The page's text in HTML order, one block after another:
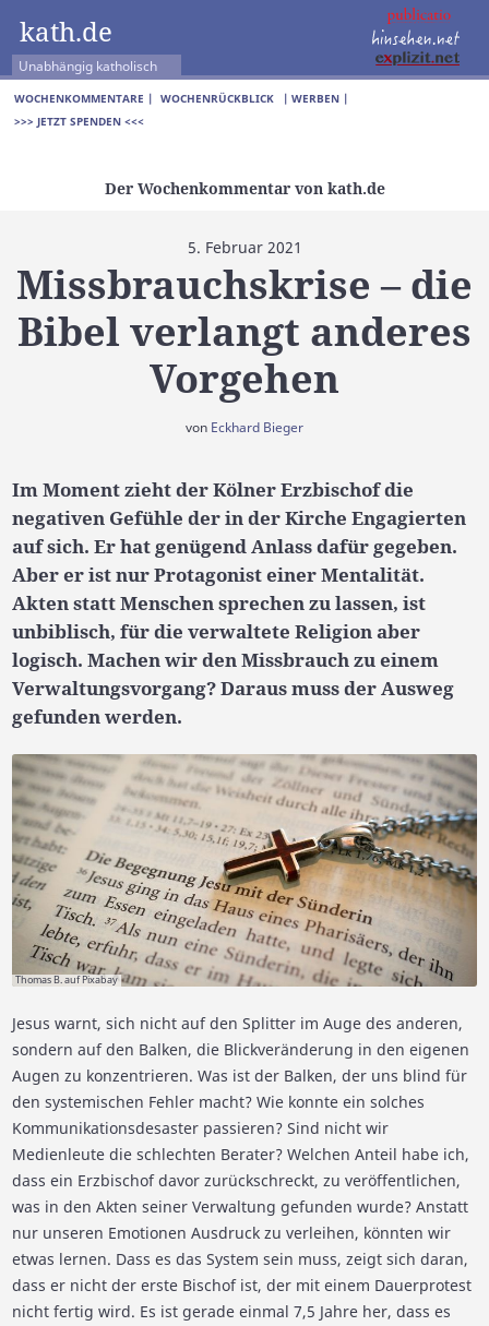
kath.de
Unabhängig katholisch
WOCHENKOMMENTARE | WOCHENRÜCKBLICK
| WERBEN |
>>> JETZT SPENDEN <<<
Der Wochenkommentar von kath.de
5. Februar 2021
Missbrauchskrise – die
Bibel verlangt anderes
Vorgehen
von Eckhard Bieger
Im Moment zieht der Kölner Erzbischof die
negativen Gefühle der in der Kirche Engagierten
auf sich. Er hat genügend Anlass dafür gegeben.
Aber er ist nur Protagonist einer Mentalität.
Akten statt Menschen sprechen zu lassen, ist
unbiblisch, für die verwaltete Religion aber
logisch. Machen wir den Missbrauch zu einem
Verwaltungsvorgang? Daraus muss der Ausweg
gefunden werden.
Thomas B. auf Pixabay
Jesus warnt, sich nicht auf den Splitter im Auge des anderen,
sondern auf den Balken, die Blickveränderung in den eigenen
Augen zu konzentrieren. Was ist der Balken, der uns blind für
den systemischen Fehler macht? Wie konnte ein solches
Kommunikationsdesaster passieren? Sind nicht wir
Medienleute die schlechten Berater? Welchen Anteil habe ich,
dass ein Erzbischof davor zurückschreckt, zu veröffentlichen,
was in den Akten seiner Verwaltung gefunden wurde? Anstatt
nur unseren Emotionen Ausdruck zu verleihen, könnten wir
etwas lernen. Dass es das System sein muss, zeigt sich daran,
dass er nicht der erste Bischof ist, der mit einem Dauerprotest
nicht fertig wird. Es ist gerade einmal 7,5 Jahre her, dass es